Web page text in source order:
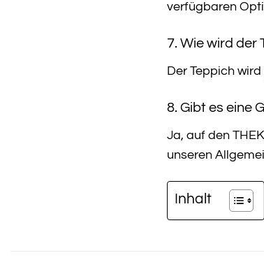
verfügbaren
7. Wie wird der
Der Teppich
8. Gibt es eine
Ja, auf den
unseren
Inhalt